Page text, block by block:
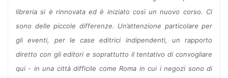
libreria si è rinnovata ed è iniziato così un nuovo corso. Ci
sono delle piccole differenze. Un’attenzione particolare per
gli eventi, per le case editrici indipendenti, un rapporto
diretto con gli editori e soprattutto il tentativo di convogliare
qui - in una città difficile come Roma in cui i negozi sono di